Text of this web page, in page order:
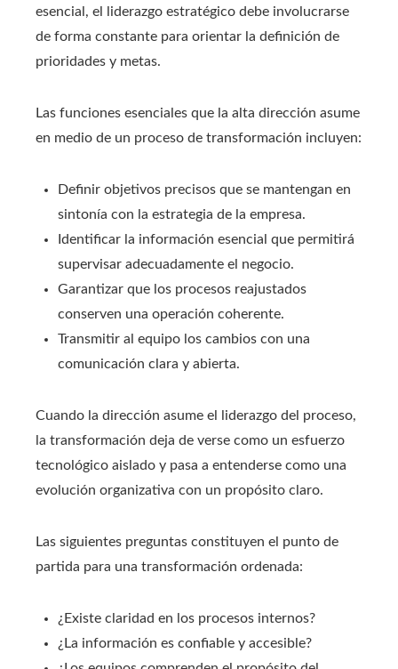
esencial, el liderazgo estratégico debe involucrarse
de forma constante para orientar la definición de
prioridades y metas.
Las funciones esenciales que la alta dirección asume
en medio de un proceso de transformación incluyen:
Definir objetivos precisos que se mantengan en
sintonía con la estrategia de la empresa.
Identificar la información esencial que permitirá
supervisar adecuadamente el negocio.
Garantizar que los procesos reajustados
conserven una operación coherente.
Transmitir al equipo los cambios con una
comunicación clara y abierta.
Cuando la dirección asume el liderazgo del proceso,
la transformación deja de verse como un esfuerzo
tecnológico aislado y pasa a entenderse como una
evolución organizativa con un propósito claro.
Las siguientes preguntas constituyen el punto de
partida para una transformación ordenada:
¿Existe claridad en los procesos internos?
¿La información es confiable y accesible?